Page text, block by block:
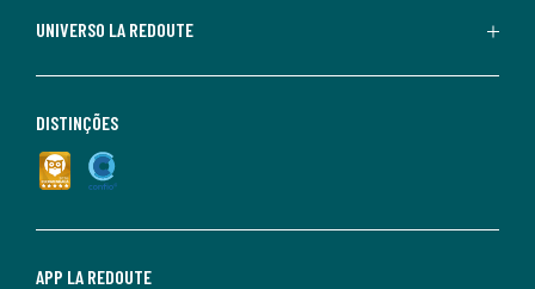
UNIVERSO LA REDOUTE
APP LA REDOUTE
DISTINÇÕES